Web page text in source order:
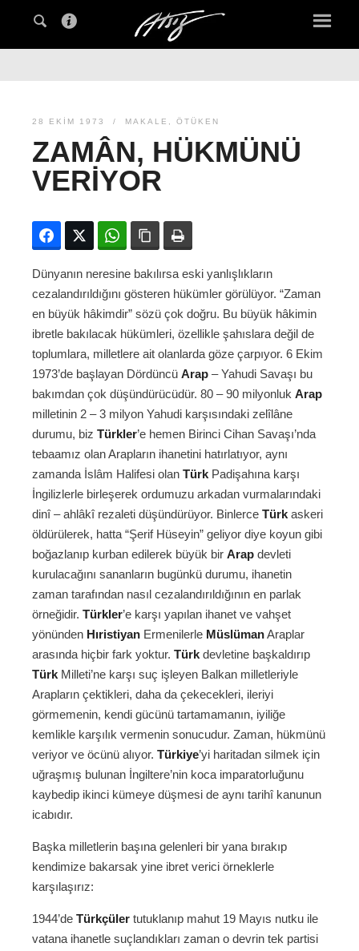
28 EKIM 1973 MAKALE , ÖTÜKEN
ZAMÂN, HÜKMÜNÜ
VERIYOR
FacebookTwitter WhatsAppBağlanıyı kopyala
Dünyanın neresine bakılırsa eski yanlışlıkların
cezalandırıldığını gösteren hükümler görülüyor. “Zaman
en büyük hâkimdir” sözü çok doğru. Bu büyük hâkimin
ibretle bakılacak hükümleri, özellikle şahıslara değil de
toplumlara, milletlere ait olanlarda göze çarpıyor. 6 Ekim
1973’de başlayan Dördüncü Arap – Yahudi Savaşı bu
bakımdan çok düşündürücüdür. 80 – 90 milyonluk Arap
milletinin 2 – 3 milyon Yahudi karşısındaki zelîlâne
durumu, biz Türkler’e hemen Birinci Cihan Savaşı’nda
tebaamız olan Arapların ihanetini hatırlatıyor, aynı
zamanda İslâm Halifesi olan Türk Padişahına karşı
İngilizlerle birleşerek ordumuzu arkadan vurmalarındaki
dinî – ahlâkî rezaleti düşündürüyor. Binlerce Türk askeri
öldürülerek, hatta “Şerif Hüseyin” geliyor diye koyun gibi
boğazlanıp kurban edilerek büyük bir Arap devleti
kurulacağını sananların bugünkü durumu, ihanetin
zaman tarafından nasıl cezalandırıldığının en parlak
örneğidir. Türkler’e karşı yapılan ihanet ve vahşet
yönünden Hıristiyan Ermenilerle MüslümanAraplar
arasında hiçbir fark yoktur. Türk devletine başkaldırıp
Türk Milleti’ne karşı suç işleyen Balkan milletleriyle
Arapların çektikleri, daha da çekecekleri, ileriyi
görmemenin, kendi gücünü tartamamanın, iyiliğe
kemlikle karşılık vermenin sonucudur. Zaman, hükmünü
veriyor ve öcünü alıyor. Türkiye’yi haritadan silmek için
uğraşmış bulunan İngiltere’nin koca imparatorluğunu
kaybedip ikinci kümeye düşmesi de aynı tarihî kanunun
icabıdır.
Başka milletlerin başına gelenleri bir yana bırakıp
kendimize bakarsak yine ibret verici örneklerle
karşılaşırız:
1944’de Türkçüler tutuklanıp mahut 19 Mayıs nutku ile
vatana ihanetle suçlandıkları zaman o devrin tek partisi